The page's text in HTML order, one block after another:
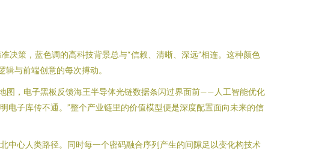
策，蓝色调的高科技背景总与“信赖、清晰、深远”相连。这种颜色
与前端创意的每次搏动。
图，电子黑板反馈海王半导体光链数据条闪过界面前——人工智能优化
子库传不通。”整个产业链里的价值模型便是深度配置面向未来的信
中心人类路径。同时每一个密码融合序列产生的间隙足以变化构技术